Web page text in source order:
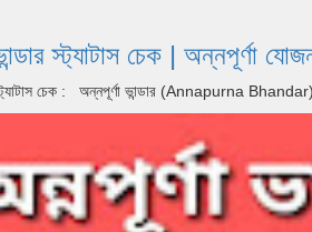
স্ট্যাটাস চেক |
স্ট্যাটাস চেক : অন্নপূর্ণা ভান্ডার (Annapurna